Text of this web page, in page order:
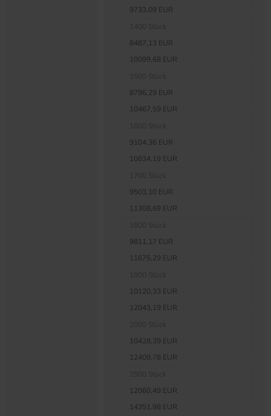
9733,09 EUR
8487,13 EUR
10099,68 EUR
8796,29 EUR
10467,59 EUR
9104,36 EUR
10834,19 EUR
9503,10 EUR
11308,69 EUR
9811,17 EUR
11675,29 EUR
10120,33 EUR
12043,19 EUR
10428,39 EUR
12409,78 EUR
12060,49 EUR
14351,98 EUR